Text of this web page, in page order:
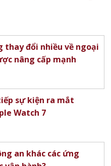
thay đổi nhiều về ngoại
nâng cấp mạnh
sự kiện ra mắt
Watch 7
an khác các ứng